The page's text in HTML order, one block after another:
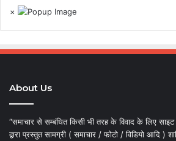
×
About Us
“समाचार से सम्बंधित किसी भी तरह के विवाद के लिए
द्वारा प्रस्तुत सामग्री ( समाचार / फोटो / विडियो आदि )